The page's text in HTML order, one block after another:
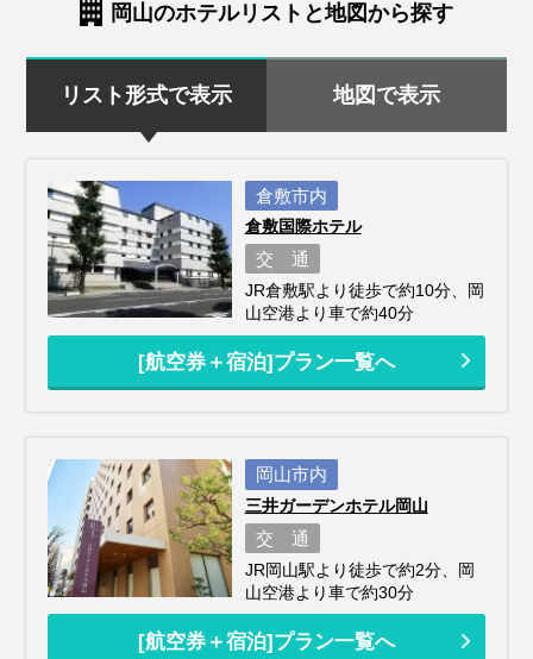
岡山のホテルリストと地図から探す
リスト形式で表示 地図で表示
倉敷市内
倉敷国際ホテル
交 通
JR倉敷駅より徒歩で約10分、岡
山空港より車で約40分
[航空券＋宿泊]プラン一覧へ
岡山市内
三井ガーデンホテル岡山
交 通
JR岡山駅より徒歩で約2分、岡
山空港より車で約30分
[航空券＋宿泊]プラン一覧へ